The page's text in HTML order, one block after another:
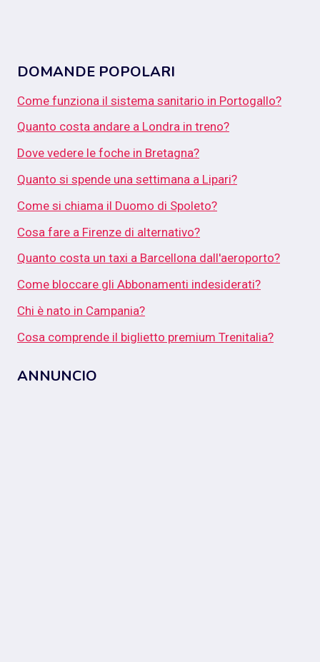
DOMANDE POPOLARI
Come funziona il sistema sanitario in Portogallo?
Quanto costa andare a Londra in treno?
Dove vedere le foche in Bretagna?
Quanto si spende una settimana a Lipari?
Come si chiama il Duomo di Spoleto?
Cosa fare a Firenze di alternativo?
Quanto costa un taxi a Barcellona dall'aeroporto?
Come bloccare gli Abbonamenti indesiderati?
Chi è nato in Campania?
Cosa comprende il biglietto premium Trenitalia?
ANNUNCIO